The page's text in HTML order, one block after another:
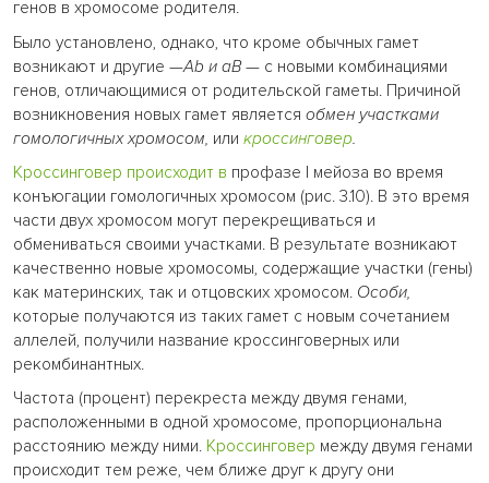
генов в хромосоме родителя.
Было установлено, однако, что кроме обычных гамет
возникают и другие —Аb и аВ— с новыми комбинациями
генов, отличающимися от родительской гаметы. Причиной
возникновения новых гамет является обмен участками
гомологичных хромосом, или кроссинговер.
Кроссинговер происходит в профазе I мейоза во время
конъюгации гомологичных хромосом (рис. 3.10). В это время
части двух хромосом могут перекрещиваться и
обмениваться своими участками. В результате возникают
качественно новые хромосомы, содержащие участки (гены)
как материнских, так и отцовских хромосом. Особи,
которые получаются из таких гамет с новым сочетанием
аллелей, получили название кроссинговерных или
рекомбинантных.
Частота (процент) перекреста между двумя генами,
расположенными в одной хромосоме, пропорциональна
расстоянию между ними. Кроссинговер между двумя генами
происходит тем реже, чем ближе друг к другу они